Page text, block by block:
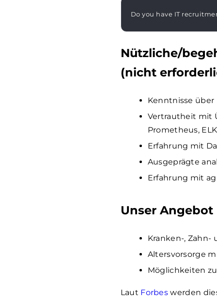
Do you have IT
Nützliche/
(nicht
Kenntnisse
Vertrautheit mit
Prometheus,
Erfahrung mit
Ausgeprägte
Erfahrung mit
Unser Angebot
Kranken-, Zahn-
Altersvorsorge
Möglichkeiten
Laut Forbes werden